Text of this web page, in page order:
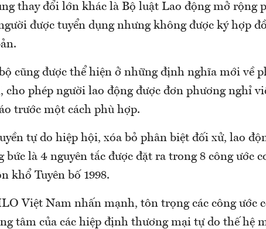
thay đổi lớn khác là Bộ luật Lao động mở rộng
được tuyển dụng nhưng không được ký hợp
cũng được thể hiện ở những định nghĩa mới về
cho phép người lao động được đơn phương nghỉ
trước một cách phù hợp.
tự do hiệp hội, xóa bỏ phân biệt đối xử, lao
bức là 4 nguyên tắc được đặt ra trong 8 công ước
khổ Tuyên bố 1998.
Việt Nam nhấn mạnh, tôn trọng các công ước
tâm của các hiệp định thương mại tự do thế hệ